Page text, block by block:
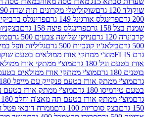
שוקוליטלי מקרונים תות שדה 90 גרם
אורגינל 149 גרם
פרינגלס ברביקיו 158 גרם
פרינגלס פיצה 158 גרם
בצקניות אורז
ניוקי שלושה צבעים 500 גרם
מיני ניוקי 500 גרם
קונכיות 500 גרם
ממתקי אורז ממולאים בטעם שוקולד 180 גרם
גרם
מוצ'י ממתקי אורז ממולאים בטעם
אורז בטעם פנקייק עם מייפל 180 גרם
מוצ'י
גרם
אורז בטעם תה מאצ'ה וחלב 180 גרם
סוכריות 100 גרם
ממרח דובאי פטל חלבי 500 גרם